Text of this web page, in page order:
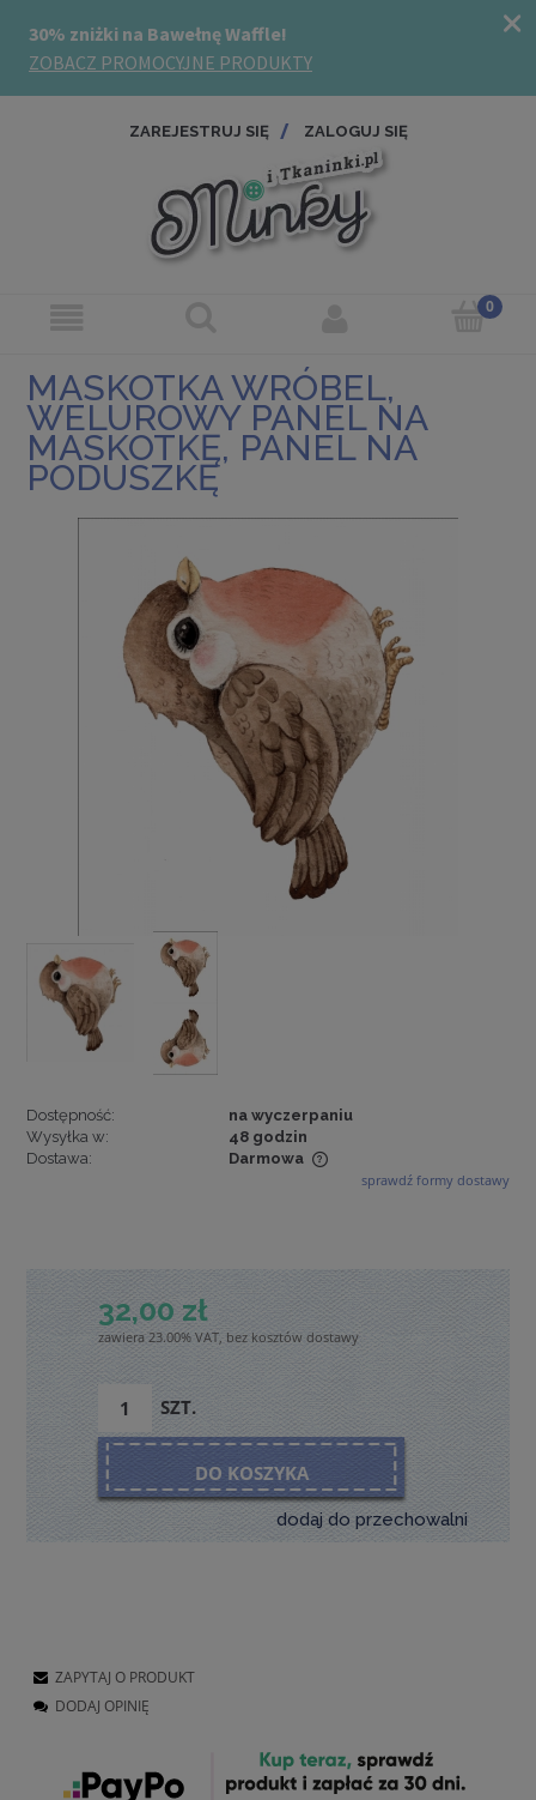
ZAREJESTRUJ SIĘ ZALOGUJ SIĘ
MASKOTKA WRÓBEL,
WELUROWY PANEL NA
MASKOTKĘ, PANEL NA
PODUSZKĘ
Dostępność:
na wyczerpaniu
Wysyłka w:
48 godzin
Dostawa:
Darmowa
Cena nie zawiera ewentualnych kosztów płatności
sprawdź formy dostawy
32,00 zł
zawiera 23.00% VAT, bez kosztów dostawy
SZT.
DO KOSZYKA
dodaj do przechowalni
ZAPYTAJ O PRODUKT
DODAJ OPINIĘ